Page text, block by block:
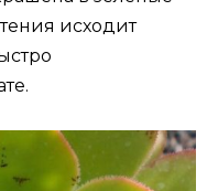
исходит